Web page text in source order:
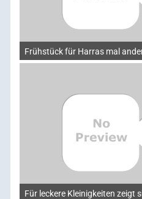
Frühstück für Harras mal
Für leckere Kleinigkeiten zeigt